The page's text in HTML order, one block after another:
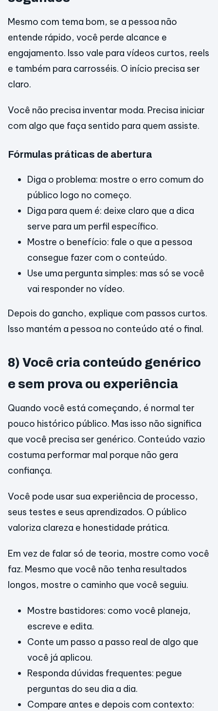
Mesmo com tema bom, se a pessoa não
entende rápido, você perde alcance e
engajamento. Isso vale para vídeos curtos, reels
e também para carrosséis. O início precisa ser
claro.
Você não precisa inventar moda. Precisa iniciar
com algo que faça sentido para quem assiste.
Fórmulas práticas de abertura
Diga o problema: mostre o erro comum do
público logo no começo.
Diga para quem é: deixe claro que a dica
serve para um perfil específico.
Mostre o benefício: fale o que a pessoa
consegue fazer com o conteúdo.
Use uma pergunta simples: mas só se você
vai responder no vídeo.
Depois do gancho, explique com passos curtos.
Isso mantém a pessoa no conteúdo até o final.
8) Você cria conteúdo genérico
e sem prova ou experiência
Quando você está começando, é normal ter
pouco histórico público. Mas isso não significa
que você precisa ser genérico. Conteúdo vazio
costuma performar mal porque não gera
confiança.
Você pode usar sua experiência de processo,
seus testes e seus aprendizados. O público
valoriza clareza e honestidade prática.
Em vez de falar só de teoria, mostre como você
faz. Mesmo que você não tenha resultados
longos, mostre o caminho que você seguiu.
Mostre bastidores: como você planeja,
escreve e edita.
Conte um passo a passo real de algo que
você já aplicou.
Responda dúvidas frequentes: pegue
perguntas do seu dia a dia.
Compare antes e depois com contexto: